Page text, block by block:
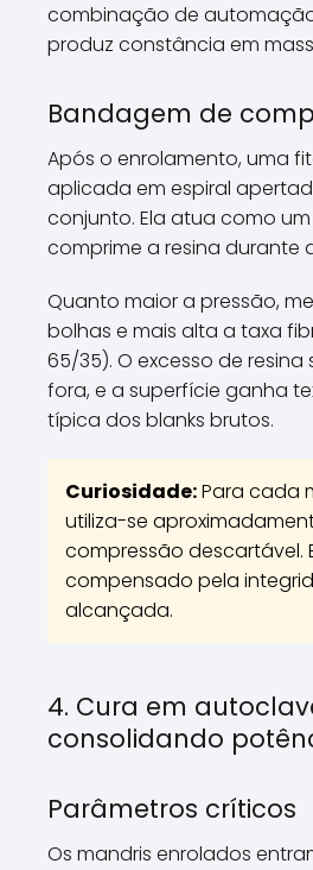
combinação de
produz constância em
Bandagem de
Após o enrolamento, uma
aplicada em espiral
conjunto. Ela atua como um
comprime a resina durante
Quanto maior a pressão,
bolhas e mais alta a taxa
65/35). O excesso de
fora, e a superfície ganha
típica dos blanks brutos.
Curiosidade:Para cada
utiliza-se
compressão descartável.
compensado pela
alcançada.
4. Cura em
consolidando
Parâmetros críticos
Os mandris enrolados